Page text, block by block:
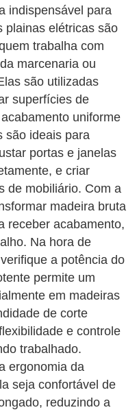
indispensável para
plainas elétricas são
trabalha com
marcenaria ou
são utilizadas
superfícies de
uniforme
são ideais para
portas e janelas
e criar
de mobiliário. Com a
madeira bruta
receber acabamento,
Na hora de
a potência do
permite um
em madeiras
de corte
e controle
trabalhado.
ergonomia da
seja confortável de
reduzindo a